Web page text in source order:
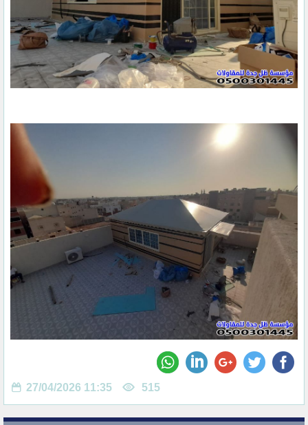
27/04/2026 11:35 515